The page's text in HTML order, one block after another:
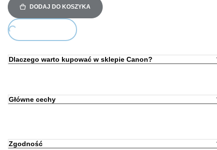
DODAJ DO KOSZYKA
Dlaczego warto kupować w sklepie Canon?
Główne cechy
Zgodność